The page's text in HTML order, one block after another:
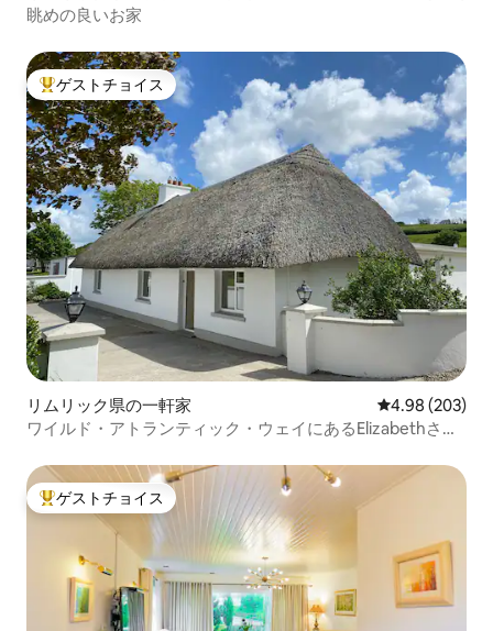
眺めの良いお家
大好評のゲストチョイスです。
ゲストチョイス
リムリック県の一軒家 レビュー203
4.98 (203)
ワイルド・アトランティック・ウェイにあるElizabethさん
大好評のゲストチョイスです。
ゲストチョイス